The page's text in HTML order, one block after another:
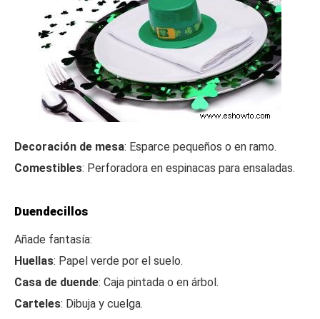
Decoración de mesa: Esparce pequeños o en ramo.
Comestibles: Perforadora en espinacas para ensaladas.
Duendecillos
Añade fantasía:
Huellas: Papel verde por el suelo.
Casa de duende: Caja pintada o en árbol.
Carteles: Dibuja y cuelga.